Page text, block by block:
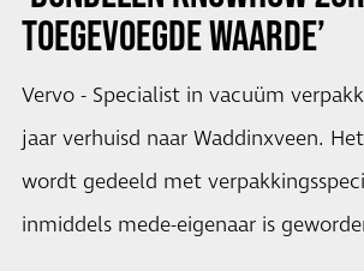
TOEGEVOEGDE WAARDE’
Vervo - Specialist in vacuüm
jaar verhuisd naar Waddinxveen.
wordt gedeeld met
inmiddels mede-eigenaar is